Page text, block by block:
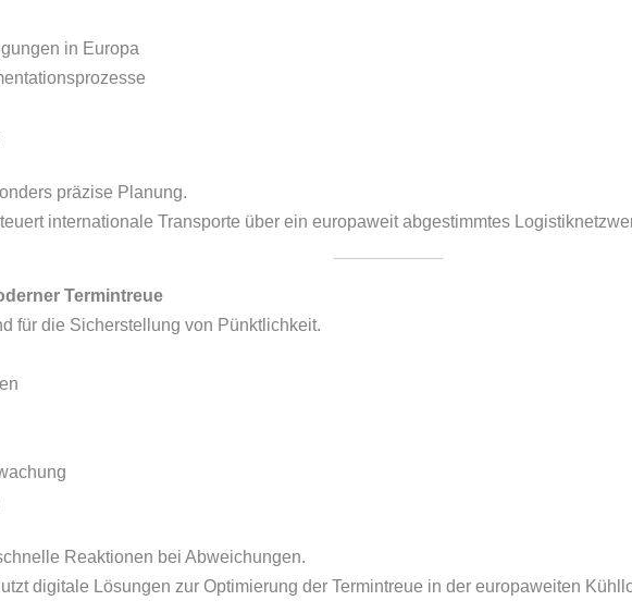
in Europa
präzise Planung.
internationale Transporte über ein europaweit abgestimmtes
Termintreue
für die Sicherstellung von Pünktlichkeit.
Reaktionen bei Abweichungen.
digitale Lösungen zur Optimierung der Termintreue in der europaweiten